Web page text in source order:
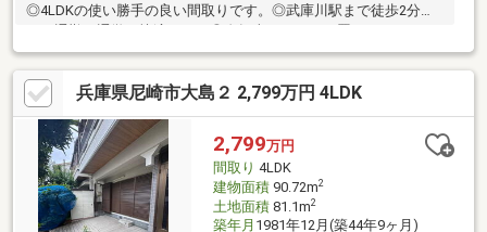
◎4LDKの使い勝手の良い間取りです。◎武庫川駅まで徒歩2分
米の広い車庫付き。◎前面道路は幅約6.0メートルあり。◎両面バ
ルコニーで家の家の中が明るく過ごしやすい。【関連ホームペー
ジURL】にて360°カメラで室内を見ることができます♪ご内覧ご希
望の方はお気軽にお問い合わせくださいませ。
兵庫県尼崎市大島２ 2,799万円 4LDK
2,799万円
間取り 4LDK
建物面積90.72m2
土地面積81.1m2
築年月 1981年12月(築44年9ヶ月)